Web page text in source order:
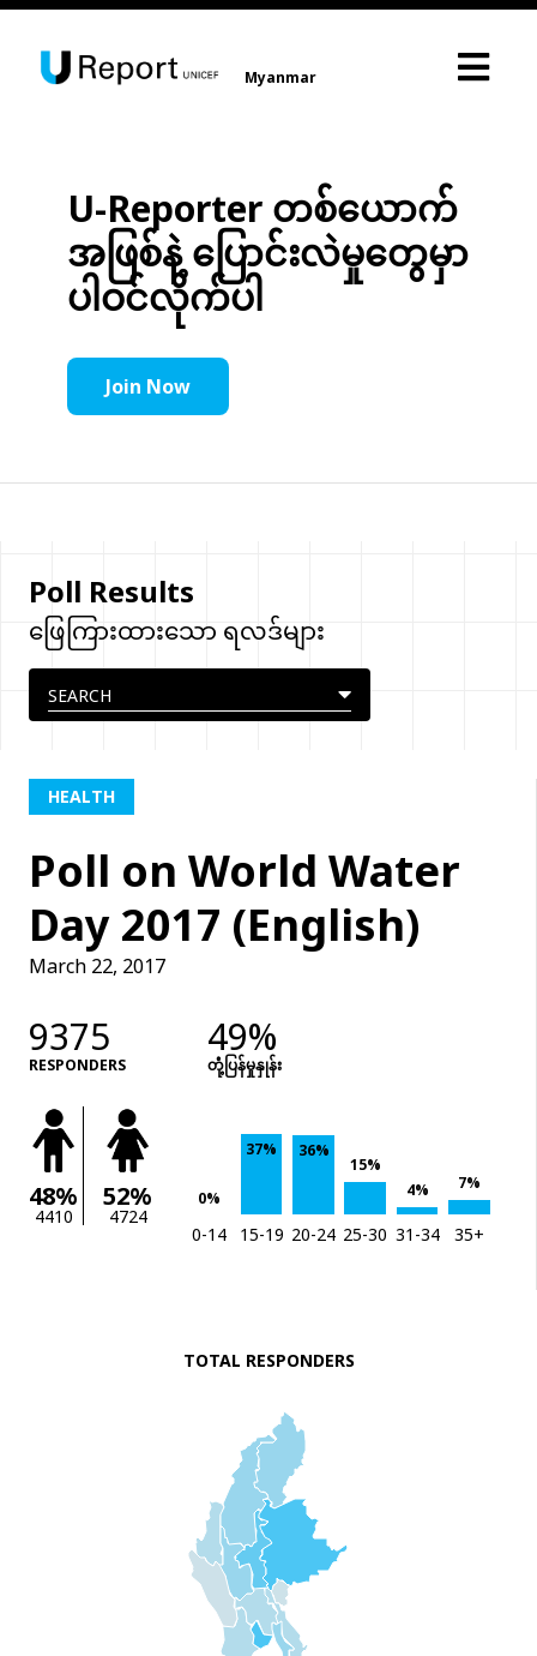
Myanmar
U-Reporter တစ်ယောက်
အဖြစ်နဲ့ ပြောင်းလဲမှုတွေမှာ
ပါဝင်လိုက်ပါ
Join Now
Poll Results
ဖြေကြားထားသော ရလဒ်များ
HEALTH
Poll on World Water
Day 2017 (English)
March 22, 2017
9375
RESPONDERS
49%
တုံံ့ပြန်မှုနှုန်း
48%
4410
52%
4724
0%
37% 36%
15%
4%
7%
0-14 15-19 20-24 25-30 31-34 35+
TOTAL RESPONDERS